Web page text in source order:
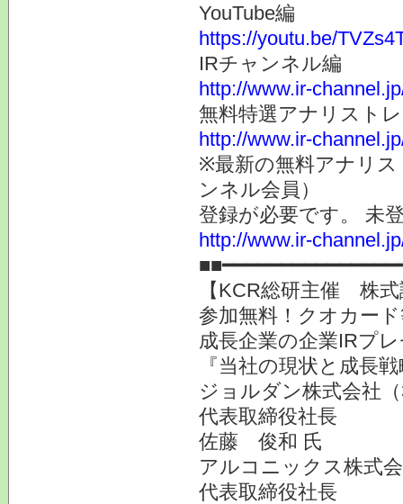
YouTube編
https://youtu.be/
IRチャンネル編
http://www.ir-
無料特選アナリスト
http://www.ir-
※最新の無料アナリ
ンネル会員）
登録が必要です。 未
http://www.ir-
【KCR総研主催 株
参加無料！クオカー
成長企業の企業IRプ
『当社の現状と成長
ジョルダン株式会社
代表取締役社長
佐藤 俊和 氏
アルコニックス株式
代表取締役社長